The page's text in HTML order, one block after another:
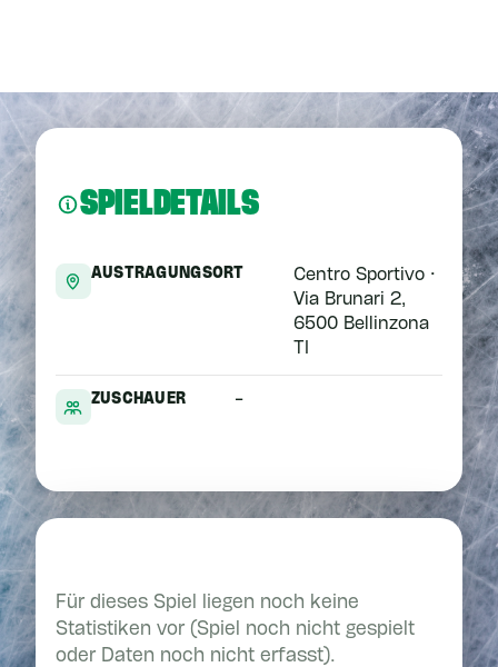
SPIELDETAILS
AUSTRAGUNGSORT
Centro Sportivo ·
Via Brunari 2,
6500 Bellinzona
ZUSCHAUER -
Für dieses Spiel liegen noch keine
Statistiken vor (Spiel noch nicht gespielt
oder Daten noch nicht erfasst).